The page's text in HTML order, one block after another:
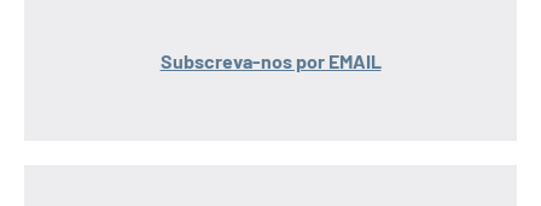
Subscreva-nos por EMAIL